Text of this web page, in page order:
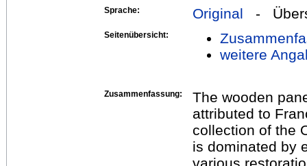
Sprache:
Original -
Seitenübersicht:
weitere
Zusammenfassung:
The wooden
attributed to
collection of the
is dominated by
various